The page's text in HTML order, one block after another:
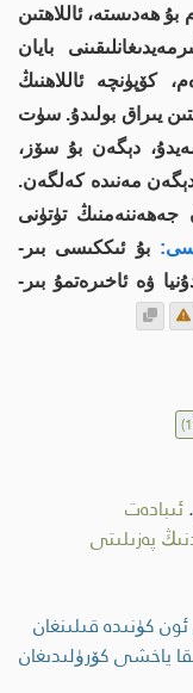
ھەدىستە، ئاللاھتىن
بايان
كۆپۈنچە ئاللاھنىڭ
يىراق بولىدۇ. سۈت
دېگەن بۇ سۆز،
مەنىدە كەلگەن.
جەھەننەمنىڭ تۈتۈنى
بۇ ئىككىسى بىر-
ۋە ئاخىرەتمۇ بىر-
.ئىبادەت
پەزىلىتى
كۈنىدە قىلىنغان
ياخشى كۆرۈلىدىغان